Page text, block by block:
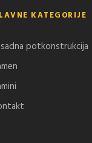
KATEGORIJE
potkonstrukcija